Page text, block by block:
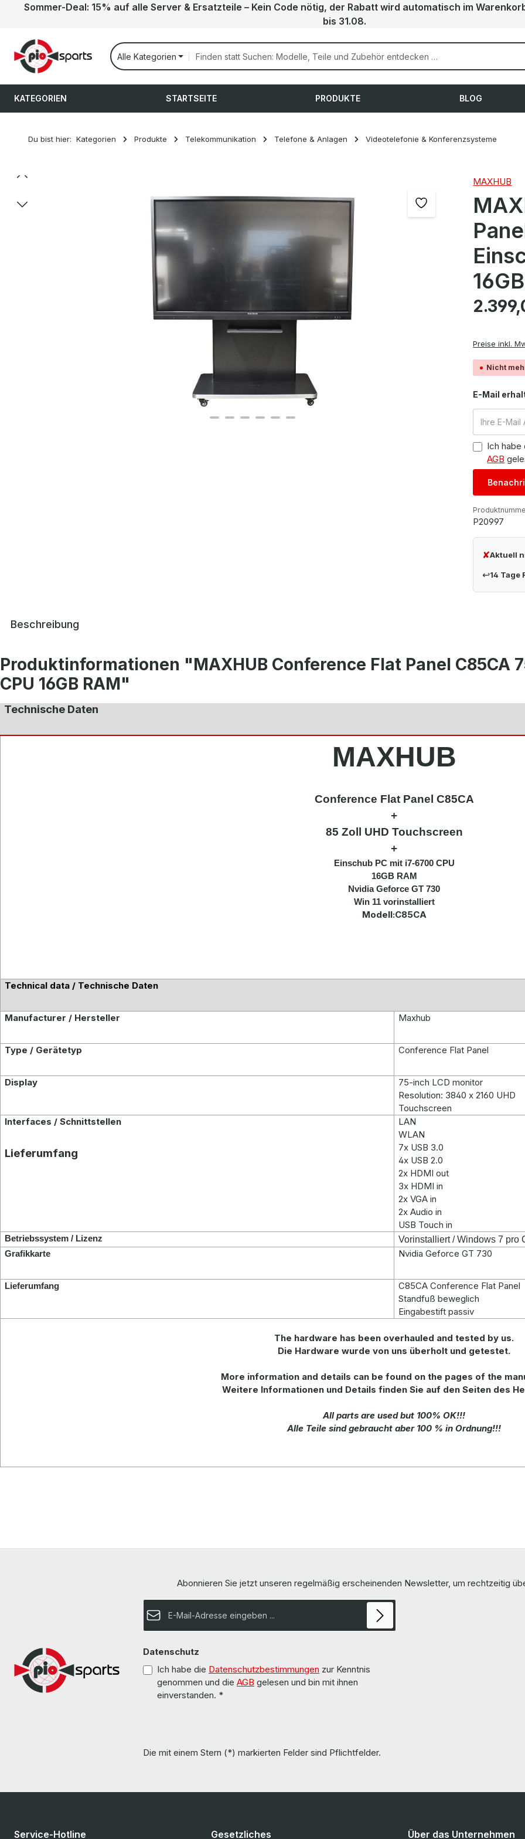
Hauptinhalt springen
Zur Suche springen
Zur Hauptnavigation springen
Sommer-Deal: 15% auf alle Server & Ersatzteile – Kein Code nötig, der Rabatt wird automatisch im
bis 31.08.
Alle Kategorien
KATEGORIEN STARTSEITE PRODUKTE BLOG
Du bist hier: Kategorien Produkte Telekommunikation Telefone & Anlagen Videotelefonie & Konferenzsysteme
Bildergalerie überspringen MAXHUB
Regulärer
Preise inkl.
Nicht
E-Mail
Ich habe
AGB
P20997
✘Aktuell
↩14 Tage
Beschreibung
Produktinformationen "MAXHUB Conference Flat Panel C85CA
CPU 16GB RAM"
Technische Daten
MAXHUB
Conference Flat Panel C85CA
+
85 Zoll UHD Touchscreen
+
Einschub PC mit i7-6700 CPU
16GB RAM
Nvidia Geforce GT 730
Win 11 vorinstalliert
Modell:C85CA
Technical data / Technische Daten
Manufacturer / Hersteller Maxhub
Type / Gerätetyp Conference Flat Panel
Display 75-inch LCD monitor
Resolution: 3840 x 2160 UHD
Touchscreen
Interfaces / Schnittstellen
Lieferumfang
LAN
WLAN
7x USB 3.0
4x USB 2.0
2x HDMI out
3x HDMI in
2x VGA in
2x Audio in
USB Touch in
Betriebssystem / Lizenz
Vorinstalliert / Windows 7 pro
Grafikkarte
Nvidia Geforce GT 730
Lieferumfang
C85CA Conference Flat Panel
Standfuß beweglich
Eingabestift passiv
The hardware has been overhauled and tested by us.
Die Hardware wurde von uns überholt und getestet.
More information and details can be found on the pages of the
Weitere Informationen und Details finden Sie auf den Seiten des
All parts are used but 100% OK!!!
Alle Teile sind gebraucht aber 100 % in Ordnung!!!
Abonnieren Sie jetzt unseren regelmäßig erscheinenden Newsletter, um rechtzeitig
E-Mail-Adresse*
Datenschutz
Ich habe die Datenschutzbestimmungen zur Kenntnis
genommen und die AGB gelesen und bin mit ihnen
einverstanden. *
Die mit einem Stern (*) markierten Felder sind Pflichtfelder.
Service-Hotline Gesetzliches Über das Unternehmen